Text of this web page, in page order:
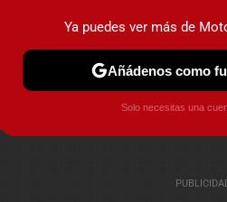
PRUEBAS COCHES
Ya puedes ver más de
Añádenos como
Solo necesitas una